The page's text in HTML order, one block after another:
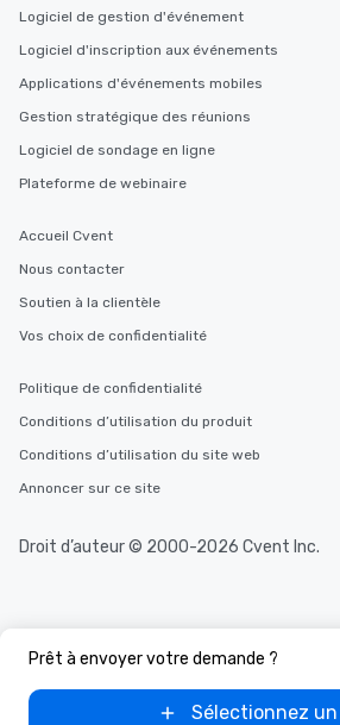
Prêt à envoyer votre demande ?
Sélectionnez
Logiciel de gestion d'événement
Logiciel d'inscription aux événements
Applications d'événements mobiles
Gestion stratégique des réunions
Logiciel de sondage en ligne
Plateforme de webinaire
Accueil Cvent
Nous contacter
Soutien à la clientèle
Vos choix de confidentialité
Politique de confidentialité
Conditions d’utilisation du produit
Conditions d’utilisation du site web
Annoncer sur ce site
Droit d’auteur © 2000-2026 Cvent Inc.